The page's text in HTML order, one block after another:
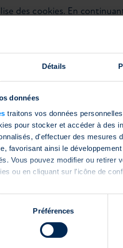
Détails
données
traitons vos données
pour stocker et accéder à des
d'effectuer des mesures
favorisant ainsi le
Vous pouvez modifier ou retirer
ou en cliquant sur l'icône de
également :
sur votre localisation
Préférences
des cookies. En